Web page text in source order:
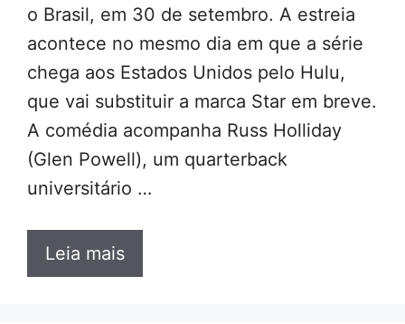
o Brasil, em 30 de setembro. A estreia
acontece no mesmo dia em que a série
chega aos Estados Unidos pelo Hulu,
que vai substituir a marca Star em breve.
A comédia acompanha Russ Holliday
(Glen Powell), um quarterback
universitário …
Leia mais